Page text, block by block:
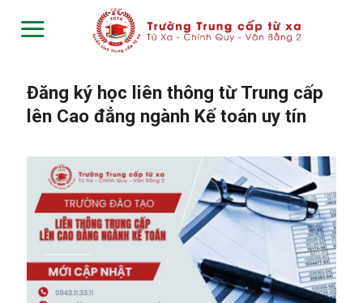
Đăng ký học liên thông từ Trung cấp
lên Cao đẳng ngành Kế toán uy tín